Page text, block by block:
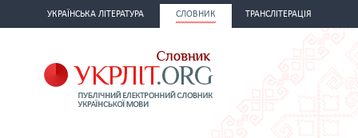
УКРАЇНСЬКА ЛІТЕРАТУРА СЛОВНИК ТРАНСЛІТЕРАЦІЯ